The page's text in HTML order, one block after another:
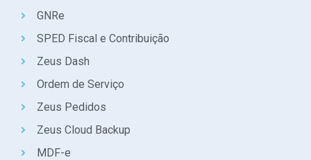
GNRe
SPED Fiscal e Contribuição
Zeus Dash
Ordem de Serviço
Zeus Pedidos
Zeus Cloud Backup
MDF-e